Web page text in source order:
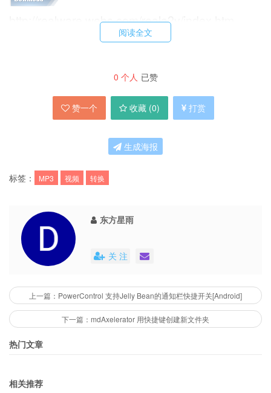
http://realware.webs.com/reala2v/index.htm
阅读全文
0 个人 已赞
赞一个 收藏 (0) 打赏
生成海报
标签： MP3 视频 转换
东方星雨
关 注
上一篇：PowerControl 支持Jelly Bean的通知栏快捷开关[Android]
下一篇：mdAxelerator 用快捷键创建新文件夹
热门文章
相关推荐